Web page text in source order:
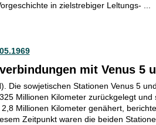
in zielstrebiger Leltungs- ...
mit Venus 5
Die sowjetischen Stationen Venus 5
Millionen Kilometer zurückgelegt und
Millionen Kilometer genähert,
Zeitpunkt waren die beiden